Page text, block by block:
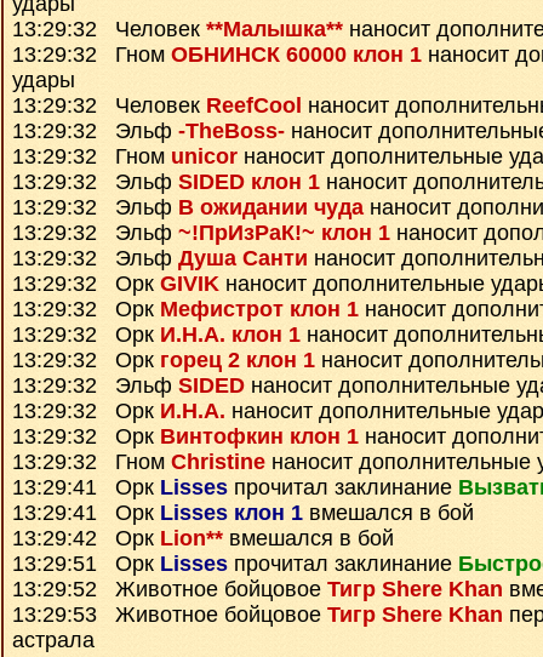
13:29:32 Человек **Малышка** наносит
13:29:32 Гном ОБНИНСК 60000 клон 1 наносит
удары
13:29:32 Человек ReefCool наносит
13:29:32 Эльф -TheBoss- наносит
13:29:32 Гном unicor наносит дополнительные
13:29:32 Эльф SIDED клон 1 наносит
13:29:32 Эльф В ожидании чудананосит
13:29:32 Эльф ~!ПрИзРаК!~ клон 1 наносит
13:29:32 Эльф Душа Санти наносит
13:29:32 Орк GIVIK наносит дополнительные
13:29:32 Орк Мефистрот клон 1 наносит
13:29:32 Орк И.Н.А. клон 1 наносит
13:29:32 Орк горец 2 клон 1 наносит
13:29:32 Эльф SIDED наносит дополнительные
13:29:32 Орк И.Н.А. наносит дополнительные
13:29:32 Орк Винтофкин клон 1 наносит
13:29:32 Гном Christine наносит дополнительные
13:29:41 Орк Lisses прочитал заклинание
13:29:41 Орк Lisses клон 1 вмешался в бой
13:29:42 Орк Lion** вмешался в бой
13:29:51 Орк Lisses прочитал заклинание
13:29:52 Животное бойцовое Тигр Shere Khan
13:29:53 Животное бойцовое Тигр Shere Khan
астрала